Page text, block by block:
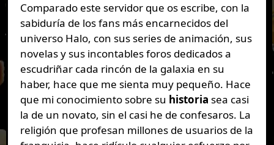
Comparado este servidor que os escribe, con la
sabiduría de los fans más encarnecidos del
universo Halo, con sus series de animación, sus
novelas y sus incontables foros dedicados a
escudriñar cada rincón de la galaxia en su
haber, hace que me sienta muy pequeño. Hace
que mi conocimiento sobre su historia sea casi
la de un novato, sin el casi he de confesaros. La
religión que profesan millones de usuarios de la